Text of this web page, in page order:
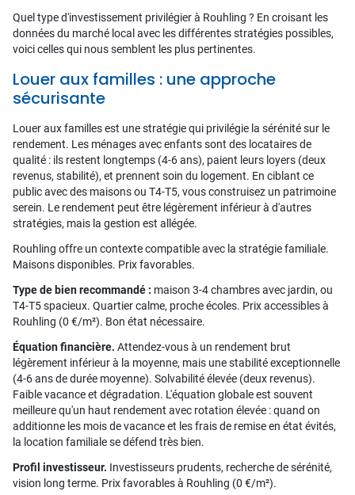
Quel type d'investissement privilégier à Rouhling ? En croisant les
données du marché local avec les différentes stratégies possibles,
voici celles qui nous semblent les plus pertinentes.
Louer aux familles : une approche
sécurisante
Louer aux familles est une stratégie qui privilégie la sérénité sur le
rendement. Les ménages avec enfants sont des locataires de
qualité : ils restent longtemps (4-6 ans), paient leurs loyers (deux
revenus, stabilité), et prennent soin du logement. En ciblant ce
public avec des maisons ou T4-T5, vous construisez un patrimoine
serein. Le rendement peut être légèrement inférieur à d'autres
stratégies, mais la gestion est allégée.
Rouhling offre un contexte compatible avec la stratégie familiale.
Maisons disponibles. Prix favorables.
Type de bien recommandé : maison 3-4 chambres avec jardin, ou
T4-T5 spacieux. Quartier calme, proche écoles. Prix accessibles à
Rouhling (0 €/m²). Bon état nécessaire.
Équation financière. Attendez-vous à un rendement brut
légèrement inférieur à la moyenne, mais une stabilité exceptionnelle
(4-6 ans de durée moyenne). Solvabilité élevée (deux revenus).
Faible vacance et dégradation. L'équation globale est souvent
meilleure qu'un haut rendement avec rotation élevée : quand on
additionne les mois de vacance et les frais de remise en état évités,
la location familiale se défend très bien.
Profil investisseur. Investisseurs prudents, recherche de sérénité,
vision long terme. Prix favorables à Rouhling (0 €/m²).